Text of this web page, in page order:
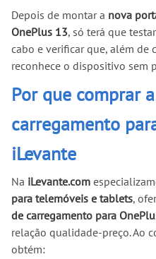
Depois de montar a nova
OnePlus 13, só terá que
cabo e verificar que, além de
reconhece o dispositivo sem
Por que comprar
carregamento
iLevante
Na iLevante.com
para telemóveis e tablets,
de carregamento para
relação qualidade-preço. Ao
obtém: